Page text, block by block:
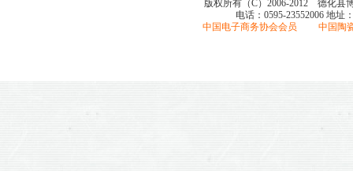
版权所有（C）2006-2012 德化县
电话：0595-23552006 地址
中国电子商务协会会员 中国陶